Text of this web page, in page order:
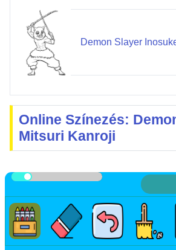
Demon Slayer
Online Színezés:
Mitsuri Kanroji